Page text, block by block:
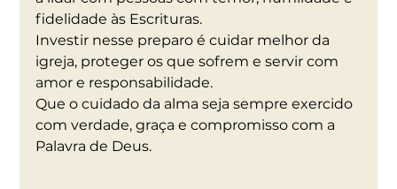
fidelidade às Escrituras.
Investir nesse preparo é cuidar melhor da
igreja, proteger os que sofrem e servir com
amor e responsabilidade.
Que o cuidado da alma seja sempre exercido
com verdade, graça e compromisso com a
Palavra de Deus.